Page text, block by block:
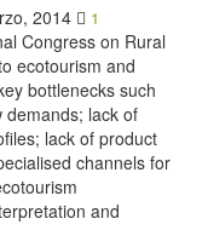
2014 1
Congress on Rural
ecotourism and
bottlenecks such
demands; lack of
lack of product
channels for
and